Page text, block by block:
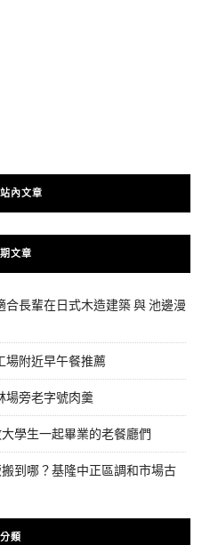
內文章
文章
合長輩在日式木造建築 與 池邊漫
場附近早午餐推薦
場旁老字號肉羹
學生一起畢業的老餐廳們
到哪？基隆中正區調和市場古
分類